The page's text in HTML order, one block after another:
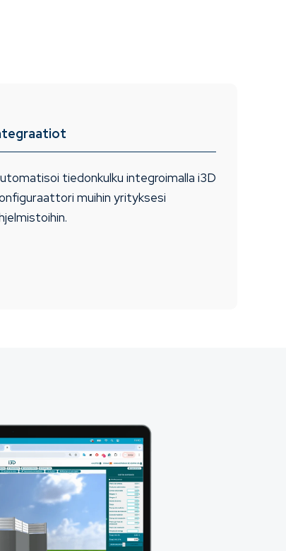
tiedonkulku integroimalla i3D
muihin yrityksesi